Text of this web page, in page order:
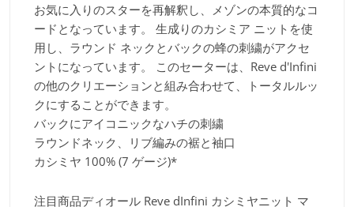
お気に入りのスターを再解釈し、メゾンの本質的なコ
ードとなっています。 生成りのカシミア ニットを使
用し、ラウンド ネックとバックの蜂の刺繍がアクセ
ントになっています。 このセーターは、Reve d'Infini
の他のクリエーションと組み合わせて、トータルルッ
クにすることができます。
バックにアイコニックなハチの刺繍
ラウンドネック、リブ編みの裾と袖口
カシミヤ 100% (7 ゲージ)*
注目商品ディオール Reve dInfini カシミヤニット マ